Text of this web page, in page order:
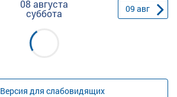
08 августа
суббота 09 авг
Версия для слабовидящих